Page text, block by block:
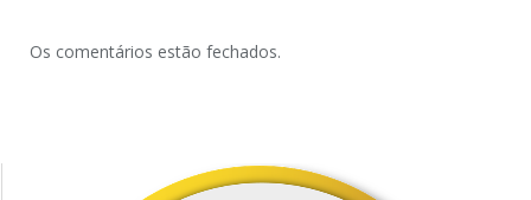
Os comentários estão fechados.